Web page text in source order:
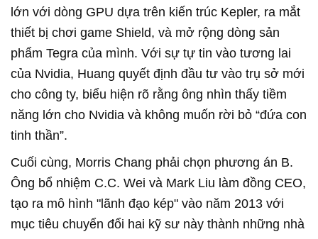
lớn với dòng GPU dựa trên kiến trúc Kepler, ra mắt
thiết bị chơi game Shield, và mở rộng dòng sản
phẩm Tegra của mình. Với sự tự tin vào tương lai
của Nvidia, Huang quyết định đầu tư vào trụ sở mới
cho công ty, biểu hiện rõ rằng ông nhìn thấy tiềm
năng lớn cho Nvidia và không muốn rời bỏ “đứa con
tinh thần”.
Cuối cùng, Morris Chang phải chọn phương án B.
Ông bổ nhiệm C.C. Wei và Mark Liu làm đồng CEO,
tạo ra mô hình "lãnh đạo kép" vào năm 2013 với
mục tiêu chuyển đổi hai kỹ sư này thành những nhà